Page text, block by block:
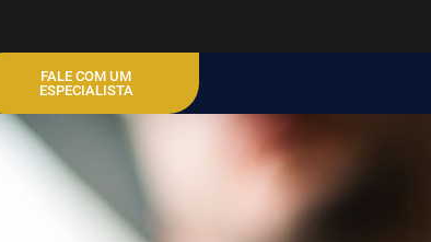
FALE COM UM
ESPECIALISTA